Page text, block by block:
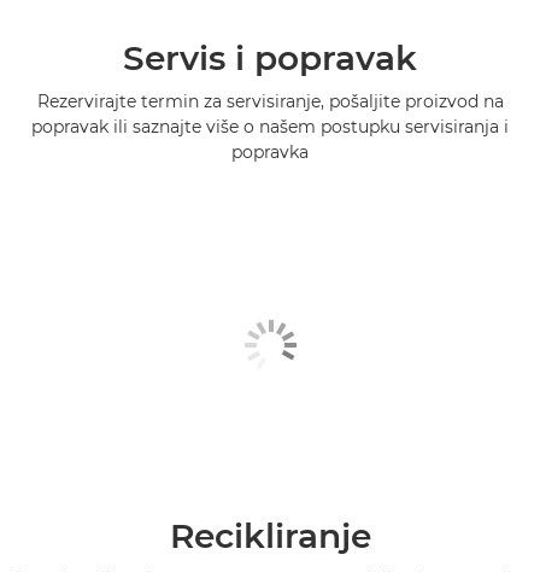
Servis i popravak
Rezervirajte termin za servisiranje, pošaljite proizvod na
popravak ili saznajte više o našem postupku servisiranja i
popravka
Recikliranje